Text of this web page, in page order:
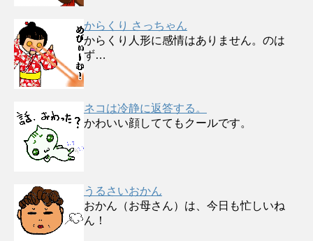
からくり さっちゃん
からくり人形に感情はありません。のは
ず…
ネコは冷静に返答する。
かわいい顔しててもクールです。
うるさいおかん
おかん（お母さん）は、今日も忙しいね
ん！